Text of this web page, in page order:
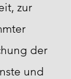
zur
der
und